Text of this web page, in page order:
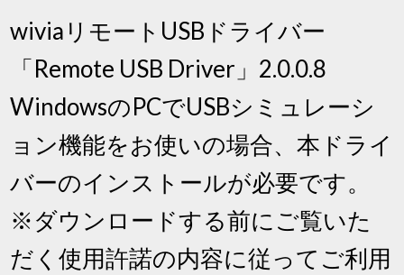
wiviaリモートUSBドライバー
「Remote USB Driver」2.0.0.8
WindowsのPCでUSBシミュレーシ
ョン機能をお使いの場合、本ドライ
バーのインストールが必要です。
※ダウンロードする前にご覧いた
だく使用許諾の内容に従ってご利用